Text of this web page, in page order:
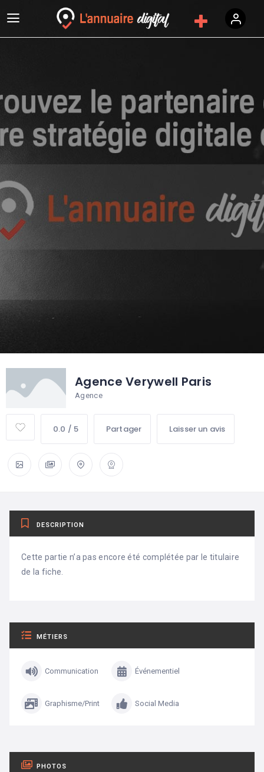
Agence Verywell Paris
Agence
0.0 / 5 Partager Laisser un avis
DESCRIPTION
Cette partie n’a pas encore été complétée par le titulaire
de la fiche.
MÉTIERS
Communication Événementiel
Graphisme/Print Social Media
PHOTOS